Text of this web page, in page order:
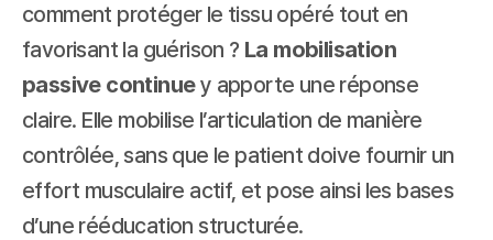
comment protéger le tissu opéré tout en
favorisant la guérison ? La mobilisation
passive continue y apporte une réponse
claire. Elle mobilise l’articulation de manière
contrôlée, sans que le patient doive fournir un
effort musculaire actif, et pose ainsi les bases
d’une rééducation structurée.